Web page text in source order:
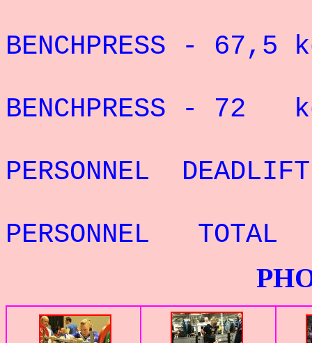
BENCHPRESS -
BENCHPRESS -
PERSONNEL
PERSONNEL
PHOTOS